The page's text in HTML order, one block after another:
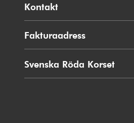
Kontakt
Fakturaadress
Svenska Röda Korset
i